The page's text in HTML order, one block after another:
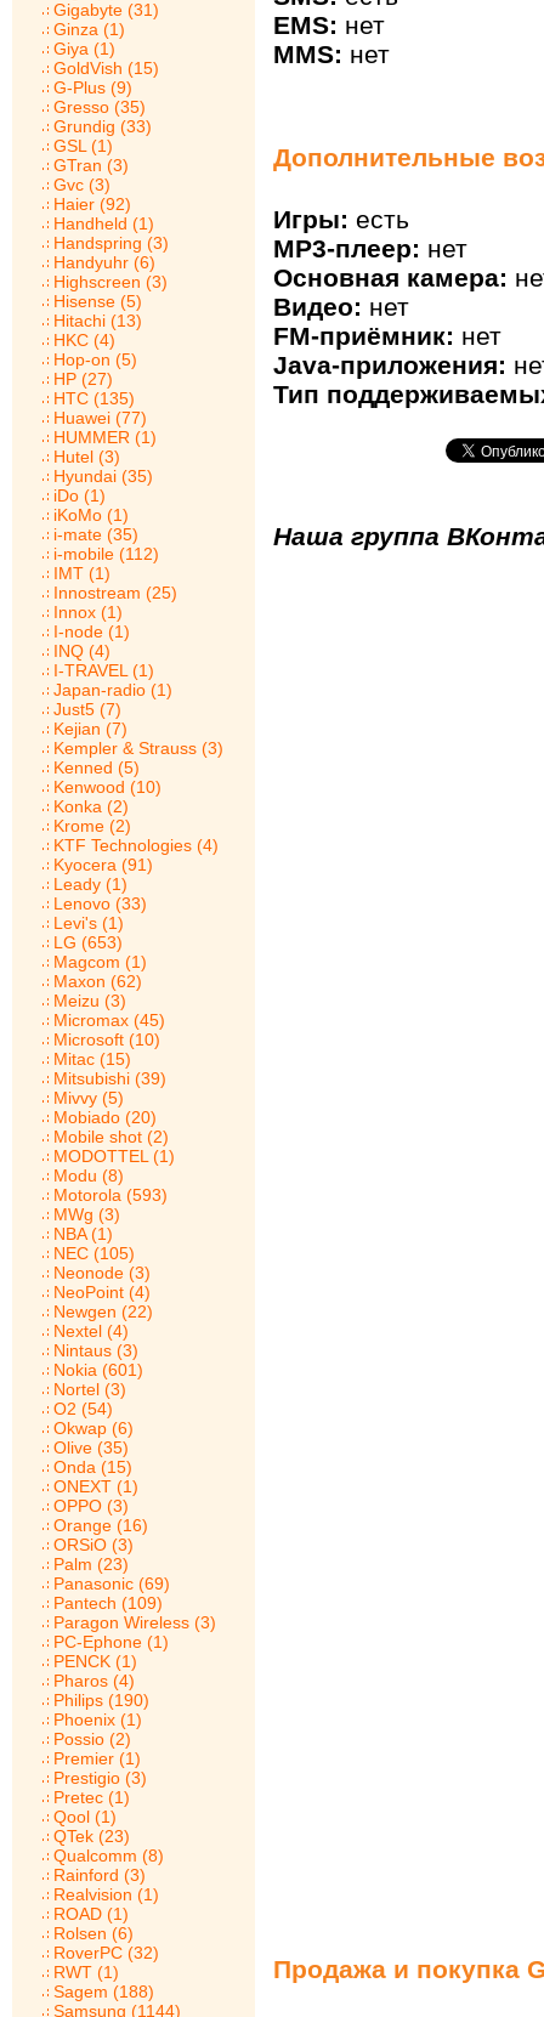
Gigabyte (31)
Ginza (1)
Giya (1)
GoldVish (15)
G-Plus (9)
Gresso (35)
Grundig (33)
GSL (1)
GTran (3)
Gvc (3)
Haier (92)
Handheld (1)
Handspring (3)
Handyuhr (6)
Highscreen (3)
Hisense (5)
Hitachi (13)
HKC (4)
Hop-on (5)
HP (27)
HTC (135)
Huawei (77)
HUMMER (1)
Hutel (3)
Hyundai (35)
iDo (1)
iKoMo (1)
i-mate (35)
i-mobile (112)
IMT (1)
Innostream (25)
Innox (1)
I-node (1)
INQ (4)
I-TRAVEL (1)
Japan-radio (1)
Just5 (7)
Kejian (7)
Kempler & Strauss (3)
Kenned (5)
Kenwood (10)
Konka (2)
Krome (2)
KTF Technologies (4)
Kyocera (91)
Leady (1)
Lenovo (33)
Levi's (1)
LG (653)
Magcom (1)
Maxon (62)
Meizu (3)
Micromax (45)
Microsoft (10)
Mitac (15)
Mitsubishi (39)
Mivvy (5)
Mobiado (20)
Mobile shot (2)
MODOTTEL (1)
Modu (8)
Motorola (593)
MWg (3)
NBA (1)
NEC (105)
Neonode (3)
NeoPoint (4)
Newgen (22)
Nextel (4)
Nintaus (3)
Nokia (601)
Nortel (3)
O2 (54)
Okwap (6)
Olive (35)
Onda (15)
ONEXT (1)
OPPO (3)
Orange (16)
ORSiO (3)
Palm (23)
Panasonic (69)
Pantech (109)
Paragon Wireless (3)
PC-Ephone (1)
PENCK (1)
Pharos (4)
Philips (190)
Phoenix (1)
Possio (2)
Premier (1)
Prestigio (3)
Pretec (1)
Qool (1)
QTek (23)
Qualcomm (8)
Rainford (3)
Realvision (1)
ROAD (1)
Rolsen (6)
RoverPC (32)
RWT (1)
Sagem (188)
Samsung (1144)
EMS: нет
MMS: нет
Дополнительные
Игры: есть
MP3-плеер: нет
Основная камера:
Видео: нет
FM-приёмник: нет
Java-приложения:
Тип
Наша группа
Продажа и покупка